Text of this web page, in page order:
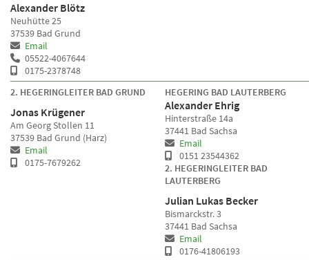
Alexander Blötz
Neuhütte 25
37539 Bad Grund
Email
05522-4067644
0175-2378748
2. HEGERINGLEITER BAD GRUND
Jonas Krügener
Am Georg Stollen 11
37539 Bad Grund (Harz)
Email
0175-7679262
HEGERING BAD LAUTERBERG
Alexander Ehrig
Hinterstraße 14a
37441 Bad Sachsa
Email
0151 23544362
2. HEGERINGLEITER BAD
LAUTERBERG
Julian Lukas Becker
Bismarckstr. 3
37441 Bad Sachsa
Email
0176-41806193